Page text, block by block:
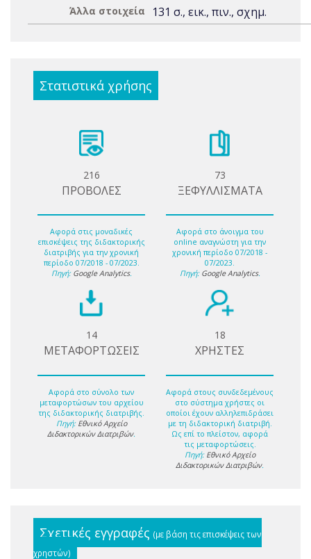
Άλλα στοιχεία 131 σ., εικ., πιν., σχημ.
Στατιστικά χρήσης
216
ΠΡΟΒΟΛΕΣ
Αφορά στις μοναδικές
επισκέψεις της διδακτορικής
διατριβής για την χρονική
περίοδο 07/2018 - 07/2023.
Πηγή: Google Analytics.
73
ΞΕΦΥΛΛΙΣΜΑΤΑ
Αφορά στο άνοιγμα του
online αναγνώστη για την
χρονική περίοδο 07/2018 -
07/2023.
Πηγή: Google Analytics.
14
ΜΕΤΑΦΟΡΤΩΣΕΙΣ
Αφορά στο σύνολο των
μεταφορτώσων του αρχείου
της διδακτορικής διατριβής.
Πηγή: Εθνικό Αρχείο
Διδακτορικών Διατριβών.
18
ΧΡΗΣΤΕΣ
Αφορά στους συνδεδεμένους
στο σύστημα χρήστες οι
οποίοι έχουν αλληλεπιδράσει
με τη διδακτορική διατριβή.
Ως επί το πλείστον, αφορά
τις μεταφορτώσεις.
Πηγή: Εθνικό Αρχείο
Διδακτορικών Διατριβών.
Σχετικές εγγραφές (με βάση τις επισκέψεις των
χρηστών)